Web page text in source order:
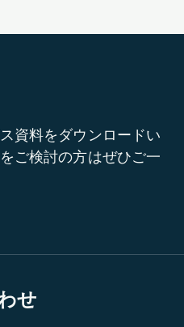
資料をダウンロードい
ご検討の方はぜひご一
せ